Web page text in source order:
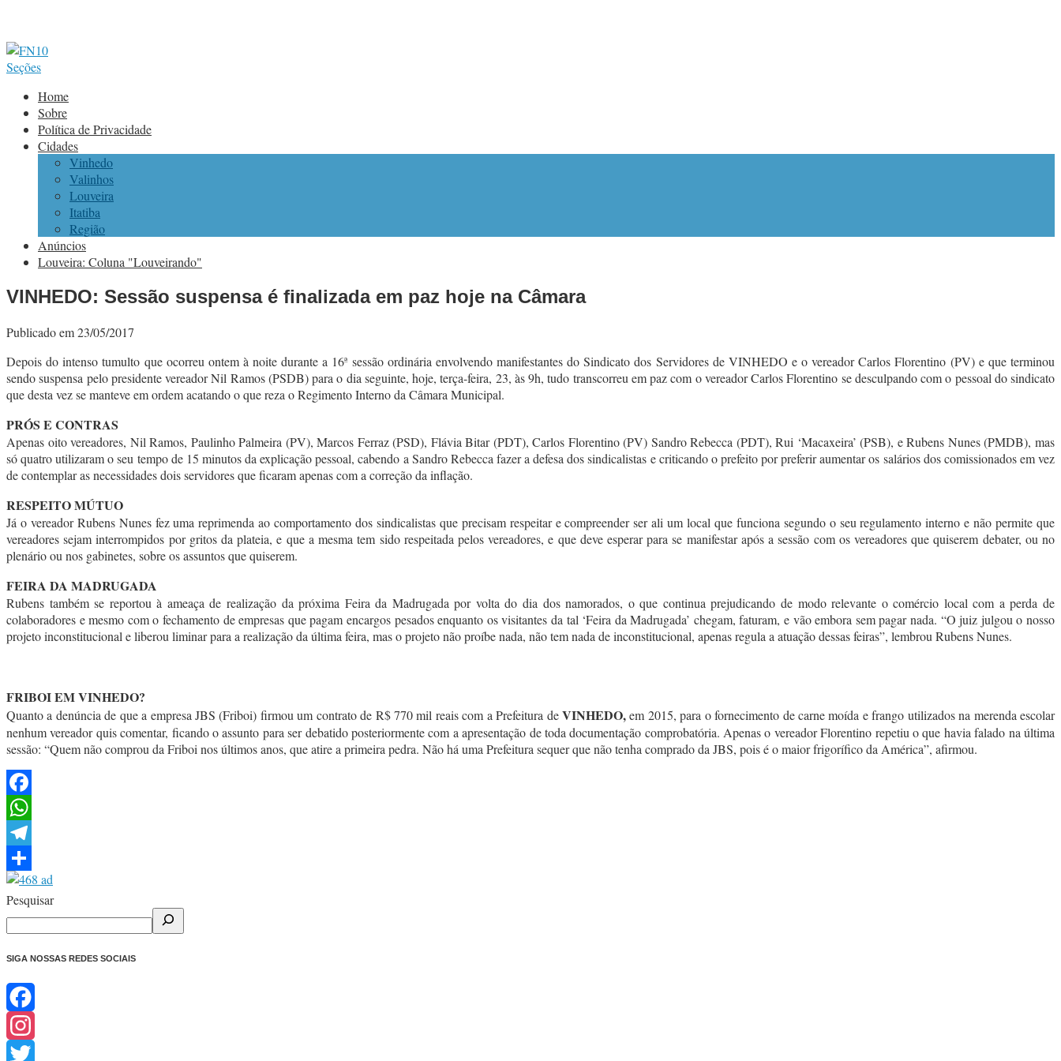
Seções
Home
Sobre
Política de Privacidade
Cidades
Vinhedo
Valinhos
Louveira
Itatiba
Região
Anúncios
Louveira: Coluna "Louveirando"
VINHEDO: Sessão suspensa é finalizada em paz hoje na Câmara
Publicado em 23/05/2017
Depois do intenso tumulto que ocorreu ontem à noite durante a 16ª sessão ordinária envolvendo manifestantes do Sindicato dos Servidores de VINHEDO e o vereador Carlos Florentino (PV) e que terminou
sendo suspensa pelo presidente vereador Nil Ramos (PSDB) para o dia seguinte, hoje, terça-feira, 23, às 9h, tudo transcorreu em paz com o vereador Carlos Florentino se desculpando com o pessoal do sindicato
que desta vez se manteve em ordem acatando o que reza o Regimento Interno da Câmara Municipal.
PRÓS E CONTRAS
Apenas oito vereadores, Nil Ramos, Paulinho Palmeira (PV), Marcos Ferraz (PSD), Flávia Bitar (PDT), Carlos Florentino (PV) Sandro Rebecca (PDT), Rui ‘Macaxeira’ (PSB), e Rubens Nunes (PMDB), mas
só quatro utilizaram o seu tempo de 15 minutos da explicação pessoal, cabendo a Sandro Rebecca fazer a defesa dos sindicalistas e criticando o prefeito por preferir aumentar os salários dos comissionados em vez
de contemplar as necessidades dois servidores que ficaram apenas com a correção da inflação.
RESPEITO MÚTUO
Já o vereador Rubens Nunes fez uma reprimenda ao comportamento dos sindicalistas que precisam respeitar e compreender ser ali um local que funciona segundo o seu regulamento interno e não permite que
vereadores sejam interrompidos por gritos da plateia, e que a mesma tem sido respeitada pelos vereadores, e que deve esperar para se manifestar após a sessão com os vereadores que quiserem debater, ou no
plenário ou nos gabinetes, sobre os assuntos que quiserem.
FEIRA DA MADRUGADA
Rubens também se reportou à ameaça de realização da próxima Feira da Madrugada por volta do dia dos namorados, o que continua prejudicando de modo relevante o comércio local com a perda de
colaboradores e mesmo com o fechamento de empresas que pagam encargos pesados enquanto os visitantes da tal ‘Feira da Madrugada’ chegam, faturam, e vão embora sem pagar nada. “O juiz julgou o nosso
projeto inconstitucional e liberou liminar para a realização da última feira, mas o projeto não proíbe nada, não tem nada de inconstitucional, apenas regula a atuação dessas feiras”, lembrou Rubens Nunes.
FRIBOI EM VINHEDO?
Quanto a denúncia de que a empresa JBS (Friboi) firmou um contrato de R$ 770 mil reais com a Prefeitura deVINHEDO,em 2015, para o fornecimento de carne moída e frango utilizados na merenda escolar
nenhum vereador quis comentar, ficando o assunto para ser debatido posteriormente com a apresentação de toda documentação comprobatória. Apenas o vereador Florentino repetiu o que havia falado na última
sessão: “Quem não comprou da Friboi nos últimos anos, que atire a primeira pedra. Não há uma Prefeitura sequer que não tenha comprado da JBS, pois é o maior frigorífico da América”, afirmou.
Facebook
WhatsApp
Telegram
Share
Pesquisar
SIGA NOSSAS REDES SOCIAIS
Facebook
Instagram